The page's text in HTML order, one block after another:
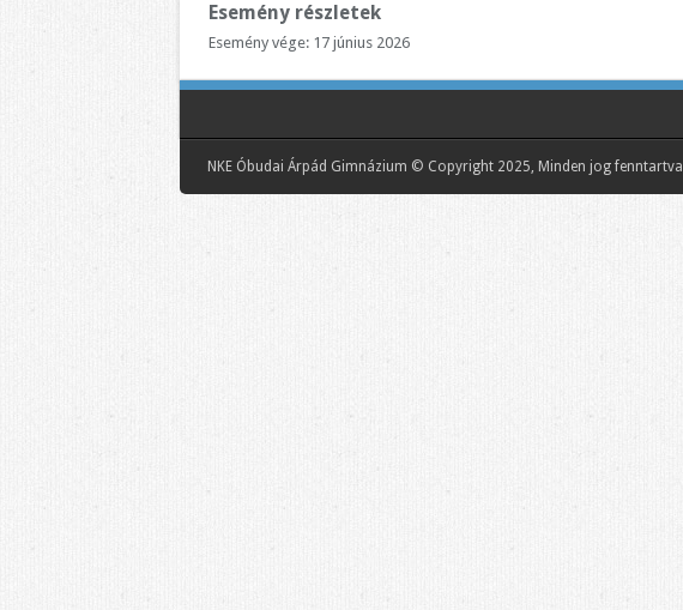
Esemény részletek
Esemény vége: 17 június 2026
NKE Óbudai Árpád Gimnázium © Copyright 2025, Minden jog fenntartva